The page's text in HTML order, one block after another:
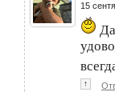
15
↑